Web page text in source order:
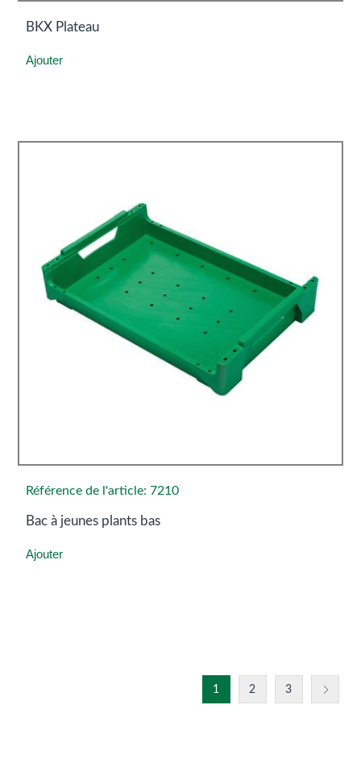
BKX Plateau
Ajouter
Référence de l'article: 7210
Bac à jeunes plants bas
Ajouter
1 2 3